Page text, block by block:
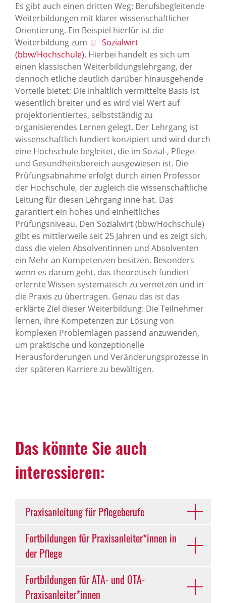
Es gibt auch einen dritten Weg: Berufsbegleitende
Weiterbildungen mit klarer wissenschaftlicher
Orientierung. Ein Beispiel hierfür ist die
Weiterbildung zum
Sozialwirt
(bbw/Hochschule). Hierbei handelt es sich um
einen klassischen Weiterbildungslehrgang, der
dennoch etliche deutlich darüber hinausgehende
Vorteile bietet: Die inhaltlich vermittelte Basis ist
wesentlich breiter und es wird viel Wert auf
projektorientiertes, selbstständig zu
organisierendes Lernen gelegt. Der Lehrgang ist
wissenschaftlich fundiert konzipiert und wird durch
eine Hochschule begleitet, die im Sozial-, Pflege-
und Gesundheitsbereich ausgewiesen ist. Die
Prüfungsabnahme erfolgt durch einen Professor
der Hochschule, der zugleich die wissenschaftliche
Leitung für diesen Lehrgang inne hat. Das
garantiert ein hohes und einheitliches
Prüfungsniveau. Den Sozialwirt (bbw/Hochschule)
gibt es mittlerweile seit 25 Jahren und es zeigt sich,
dass die vielen Absolventinnen und Absolventen
ein Mehr an Kompetenzen besitzen. Besonders
wenn es darum geht, das theoretisch fundiert
erlernte Wissen systematisch zu vernetzen und in
die Praxis zu übertragen. Genau das ist das
erklärte Ziel dieser Weiterbildung: Die Teilnehmer
lernen, ihre Kompetenzen zur Lösung von
komplexen Problemlagen passend anzuwenden,
um praktische und konzeptionelle
Herausforderungen und Veränderungsprozesse in
der späteren Karriere zu bewältigen.
Das könnte Sie auch
interessieren:
Praxisanleitung für Pflegeberufe
Fortbildungen für Praxisanleiter*innen in
der Pflege
Fortbildungen für ATA- und OTA-
Praxisanleiter*innen